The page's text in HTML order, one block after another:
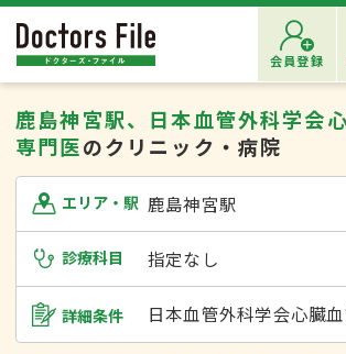
会員登録
鹿島神宮駅、日本血管外科学会
専門医のクリニック・病院
エリア・駅 鹿島神宮駅
診療科目 指定なし
詳細条件